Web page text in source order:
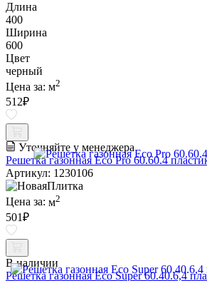
Длина
400
Ширина
600
Цвет
черный
Цена за: м2
512₽
Уточняйте у менеджера
Решетка газонная Eco Pro 60.60.4
Артикул: 1230106
Цена за: м2
501₽
В наличии
Решетка газонная Eco Super 60.40.6,4